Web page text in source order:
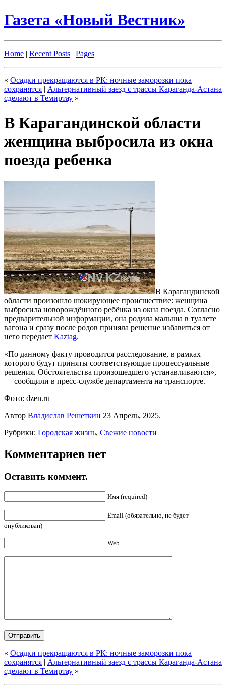
Газета «Новый Вестник»
Home | Recent Posts | Pages
« Осадки прекращаются в РК: ночные заморозки пока
сохранятся | Альтернативный заезд с трассы Караганда-Астана
сделают в Темиртау »
В Карагандинской области
женщина выбросила из окна
поезда ребенка
В Карагандинской
области произошло шокирующее происшествие: женщина
выбросила новорождённого ребёнка из окна поезда. Согласно
предварительной информации, она родила малыша в туалете
вагона и сразу после родов приняла решение избавиться от
него передает Kaztag.
«По данному факту проводится расследование, в рамках
которого будут приняты соответствующие процессуальные
решения. Обстоятельства произошедшего устанавливаются»,
— сообщили в пресс-службе департамента на транспорте.
Фото: dzen.ru
Автор Владислав Решеткин 23 Апрель, 2025.
Рубрики: Городская жизнь, Свежие новости
Комментариев нет
Оставить коммент.
Имя (required)
Email (обязательно, не будет
опубликован)
Web
« Осадки прекращаются в РК: ночные заморозки пока
сохранятся | Альтернативный заезд с трассы Караганда-Астана
сделают в Темиртау »